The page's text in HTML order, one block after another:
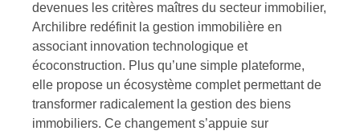
devenues les critères maîtres du secteur immobilier,
Archilibre redéfinit la gestion immobilière en
associant innovation technologique et
écoconstruction. Plus qu’une simple plateforme,
elle propose un écosystème complet permettant de
transformer radicalement la gestion des biens
immobiliers. Ce changement s’appuie sur